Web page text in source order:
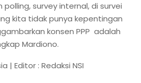
polling, survey internal, di survei
kita tidak punya kepentingan
konsen PPP adalah
Mardiono.
| Editor : Redaksi NSI